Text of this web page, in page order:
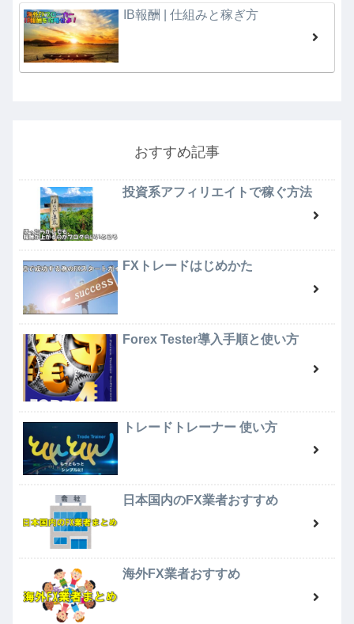
IB報酬 | 仕組みと稼ぎ方
おすすめ記事
投資系アフィリエイトで稼ぐ方法
FXトレードはじめかた
Forex Tester導入手順と使い方
トレードトレーナー 使い方
日本国内のFX業者おすすめ
海外FX業者おすすめ